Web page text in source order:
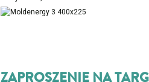
ZAPROSZENIE NA